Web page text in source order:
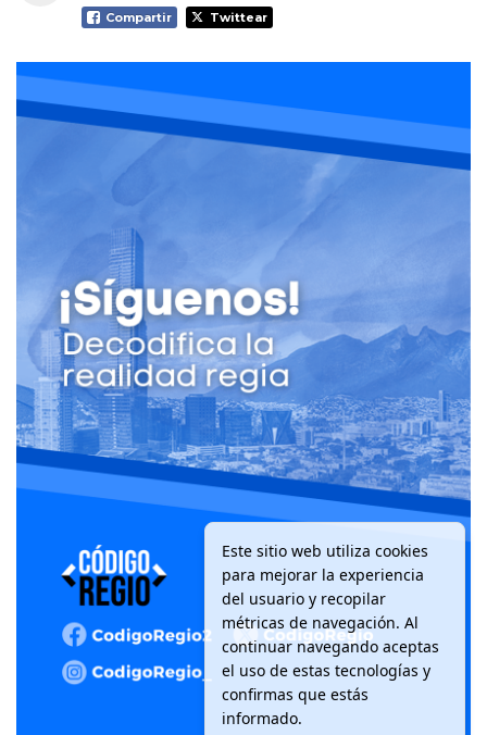
Compartir Twittear
Este sitio web utiliza cookies
para mejorar la experiencia
del usuario y recopilar
métricas de navegación. Al
continuar navegando aceptas
el uso de estas tecnologías y
confirmas que estás
informado.